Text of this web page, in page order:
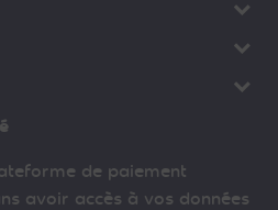
de paiement
avoir accès à vos données